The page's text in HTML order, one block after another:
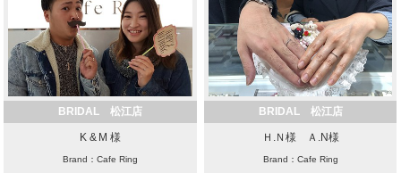
BRIDAL 松江店
K & M 様
Brand：Cafe Ring
BRIDAL 松江店
Ｈ.Ｎ様 Ａ.N様
Brand：Cafe Ring